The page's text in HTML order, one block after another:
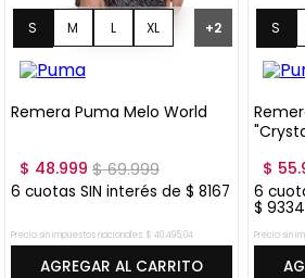
S M L XL
XXL
+2
Remera Puma Melo World
$ 48.999 $69.999
6 cuotas SIN interés de $ 8167
Precio sin impuestos nacionales: $ 40.495,04
AGREGAR AL CARRITO
S
XXL
$ 55.
6
$ 9334
Precio sin